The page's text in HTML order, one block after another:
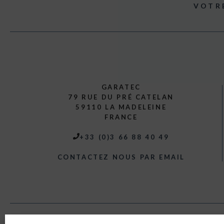
GARATEC
79 RUE DU PRÉ CATELAN
59110 LA MADELEINE
FRANCE
+33 (0)3 66 88 40 49
CONTACTEZ NOUS PAR EMAIL